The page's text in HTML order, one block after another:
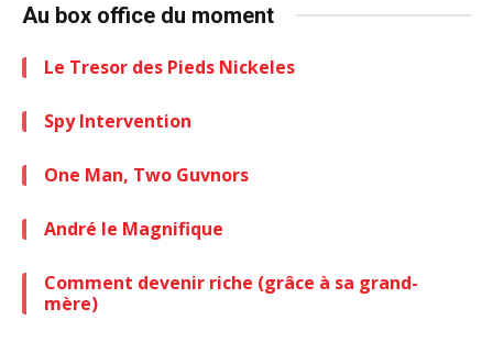
Au box office du moment
Le Tresor des Pieds Nickeles
Spy Intervention
One Man, Two Guvnors
André le Magnifique
Comment devenir riche (grâce à sa grand-
mère)